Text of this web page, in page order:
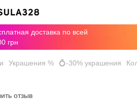
доставка по всей
грн
Украшения % 💍-30% украшения
отзыв